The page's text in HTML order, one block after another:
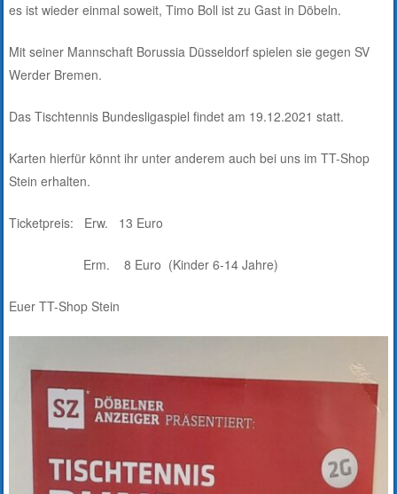
es ist wieder einmal soweit, Timo Boll ist zu Gast in Döbeln.
Mit seiner Mannschaft Borussia Düsseldorf spielen sie gegen SV
Werder Bremen.
Das Tischtennis Bundesligaspiel findet am 19.12.2021 statt.
Karten hierfür könnt ihr unter anderem auch bei uns im TT-Shop
Stein erhalten.
Ticketpreis: Erw. 13 Euro
Erm. 8 Euro (Kinder 6-14 Jahre)
Euer TT-Shop Stein